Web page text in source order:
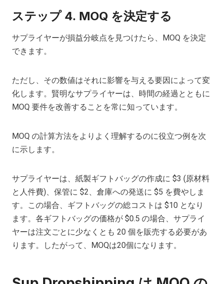
ステップ 4. MOQ を決定する
サプライヤーが損益分岐点を見つけたら、MOQ を決定
できます。
ただし、その数値はそれに影響を与える要因によって変
化します。賢明なサプライヤーは、時間の経過とともに
MOQ 要件を改善することを常に知っています。
MOQ の計算方法をよりよく理解するのに役立つ例を次
に示します。
サプライヤーは、紙製ギフトバッグの作成に $3 (原材料
と人件費)、保管に $2、倉庫への発送に $5 を費やしま
す。この場合、ギフトバッグの総コストは $10 となり
ます。各ギフトバッグの価格が $0.5 の場合、サプライ
ヤーは注文ごとに少なくとも 20 個を販売する必要があ
ります。したがって、MOQは20個になります。